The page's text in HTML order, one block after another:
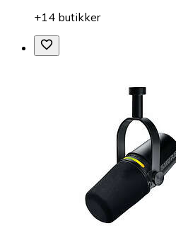
+14 butikker